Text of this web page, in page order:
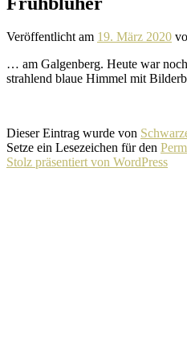
Veröffentlicht am 19. März 2020
… am Galgenberg. Heute war
strah­lend blaue Himmel mit
Dieser Eintrag wurde von
Setze ein Lesezeichen für den
Stolz präsentiert von WordPress